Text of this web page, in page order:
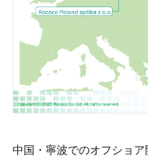
中国・寧波でのオフショ